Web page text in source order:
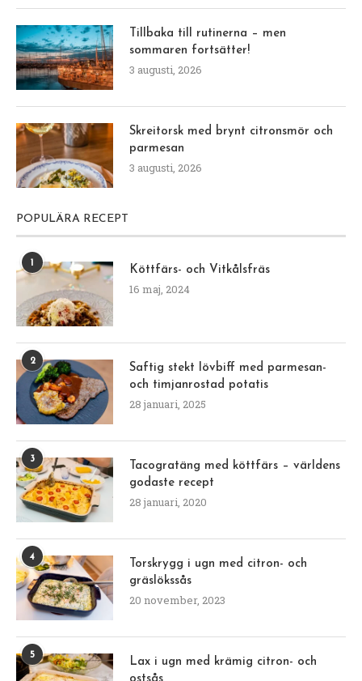
Tillbaka till rutinerna – men
sommaren fortsätter!
3 augusti, 2026
Skreitorsk med brynt citronsmör och
parmesan
3 augusti, 2026
POPULÄRA RECEPT
1
Köttfärs- och Vitkålsfräs
16 maj, 2024
2
Saftig stekt lövbiff med parmesan-
och timjanrostad potatis
28 januari, 2025
3
Tacogratäng med köttfärs – världens
godaste recept
28 januari, 2020
4
Torskrygg i ugn med citron- och
gräslökssås
20 november, 2023
5
Lax i ugn med krämig citron- och